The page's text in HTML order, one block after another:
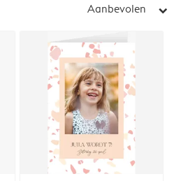
Aanbevolen arrow_right